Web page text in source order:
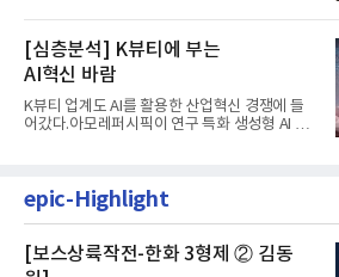
[심층분석] K뷰티에 부는
AI혁신 바람
K뷰티 업계도 AI를 활용한 산업혁신 경쟁에 들
어갔다.아모레퍼시픽이 연구 특화 생성형 AI 플
epic-Highlight
[보스상륙작전-한화 3형제 ② 김동